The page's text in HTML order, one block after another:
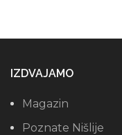
IZDVAJAMO
Magazin
Poznate Nišlije